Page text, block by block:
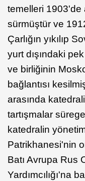
temelleri 1903'de
sürmüştür ve
Çarlığın yıkılıp
yurt dışındaki
ve birliğinin
bağlantısı
arasında
tartışmalar
katedralin
Patrikhanesi'nin
Batı Avrupa Rus
Yardımcılığı'na